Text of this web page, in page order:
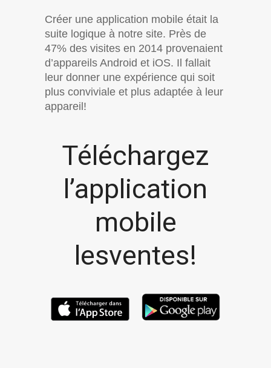
Créer une application mobile était la
suite logique à notre site. Près de
47% des visites en 2014 provenaient
d’appareils Android et iOS. Il fallait
leur donner une expérience qui soit
plus conviviale et plus adaptée à leur
appareil!
Téléchargez
l’application
mobile
lesventes!